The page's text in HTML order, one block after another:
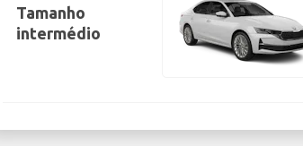
Tamanho
intermédio